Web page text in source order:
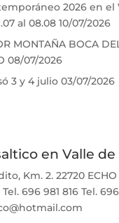
2026 en el
al 08.08 10/07/2026
MONTAÑA BOCA
08/07/2026
3 y 4 julio 03/07/2026
en Valle
Km. 2. 22720
696 981 816 Tel. 696